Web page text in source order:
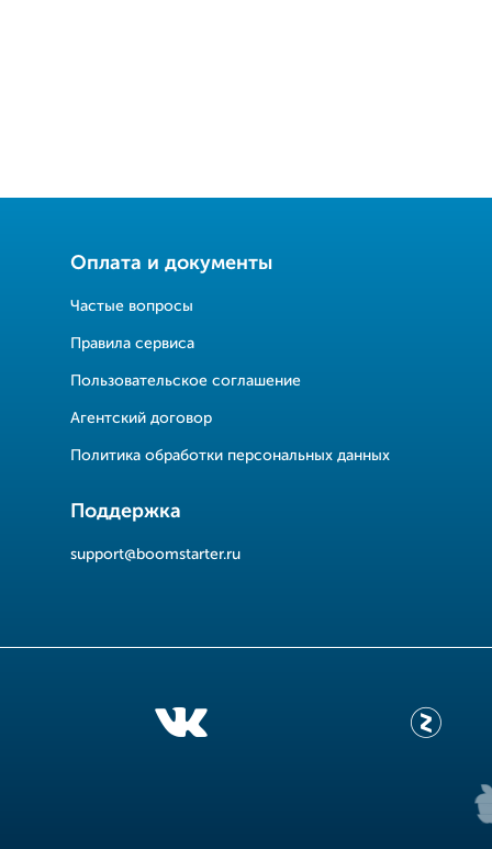
Оплата и документы
Частые вопросы
Правила сервиса
Пользовательское соглашение
Агентский договор
Политика обработки персональных данных
Поддержка
support@boomstarter.ru